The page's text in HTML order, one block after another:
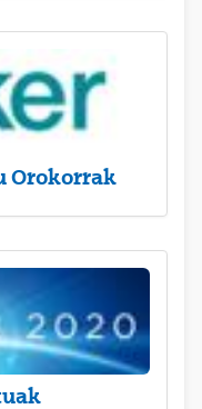
Orokorrak